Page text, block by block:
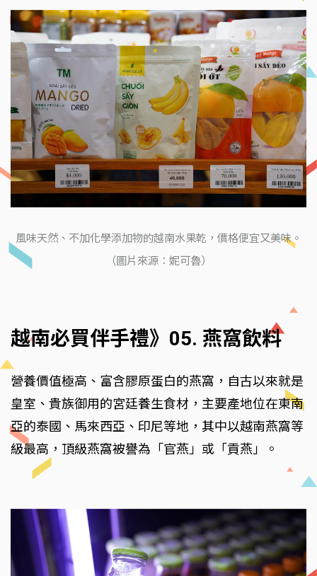
風味天然、不加化學添加物的越南水果乾，價格便宜又美味。
（圖片來源：妮可魯）
越南必買伴手禮》05. 燕窩飲料
營養價值極高、富含膠原蛋白的燕窩，自古以來就是
皇室、貴族御用的宮廷養生食材，主要產地位在東南
亞的泰國、馬來西亞、印尼等地，其中以越南燕窩等
級最高，頂級燕窩被譽為「官燕」或「貢燕」。